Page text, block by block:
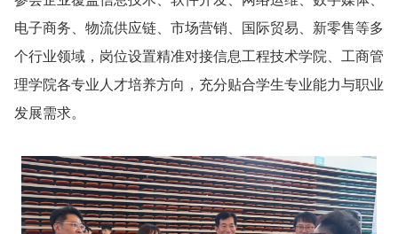
电子商务、物流供应链、市场营销、国际贸易、新零售等多
个行业领域，岗位设置精准对接信息工程技术学院、工商管
理学院各专业人才培养方向，充分贴合学生专业能力与职业
发展需求。